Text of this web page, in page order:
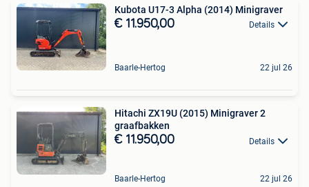
Kubota U17-3 Alpha (2014) Minigraver
€ 11.950,00 Details
Baarle-Hertog 22 jul 26
Hitachi ZX19U (2015) Minigraver 2
graafbakken
€ 11.950,00 Details
Baarle-Hertog 22 jul 26